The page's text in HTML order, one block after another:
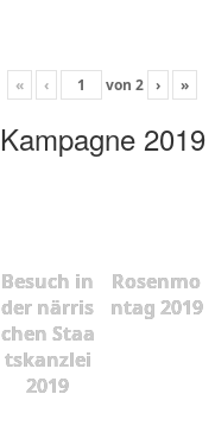
« ‹ von 2 › »
Kampagne 2019
Besuch in
der närris
chen Staa
tskanzlei
2019
Rosenmo
ntag 2019